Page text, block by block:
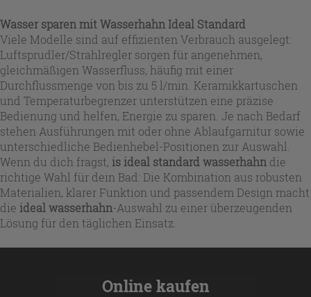
Wasser sparen mit Wasserhahn Ideal Standard
Viele Modelle sind auf effizienten Verbrauch ausgelegt:
Luftsprudler/Strahlregler sorgen für angenehmen,
gleichmäßigen Wasserfluss, häufig mit einer
Durchflussmenge von bis zu 5 l/min. Keramikkartuschen
und Temperaturbegrenzer unterstützen eine präzise
Bedienung und helfen, Energie zu sparen. Je nach Bedarf
stehen Ausführungen mit oder ohne Ablaufgarnitur sowie
unterschiedliche Bedienhebel-Positionen zur Auswahl.
Wenn du dich fragst, is ideal standard wasserhahn die
richtige Wahl für dein Bad: Die Kombination aus robusten
Materialien, klarer Funktion und passendem Design macht
die ideal wasserhahn-Auswahl zu einer überzeugenden
Lösung für den täglichen Einsatz.
Online kaufen